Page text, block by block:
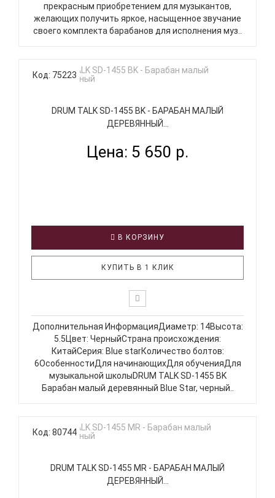
прекрасным приобретением для музыкантов,
желающих получить яркое, насыщенное звучание
своего комплекта барабанов для исполнения муз..
Код: 75223
DRUM TALK SD-1455 BK - БАРАБАН МАЛЫЙ
ДЕРЕВЯННЫЙ...
Цена: 5 650 р.
В КОРЗИНУ
КУПИТЬ В 1 КЛИК
Дополнительная ИнформацияДиаметр: 14Высота:
5.5Цвет: ЧерныйСтрана происхождения:
КитайСерия: Blue starКоличество болтов:
6ОсобенностиДля начинающихДля обученияДля
музыкальной школыDRUM TALK SD-1455 BK
Барабан малый деревянный Blue Star, черный..
Код: 80744
DRUM TALK SD-1455 MR - БАРАБАН МАЛЫЙ
ДЕРЕВЯННЫЙ...